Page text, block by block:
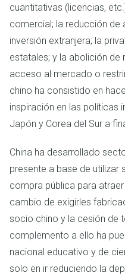
cuantitativas (licencias,
comercial; la reducción de
inversión extranjera; la
estatales; y la abolición de
acceso al mercado o
chino ha consistido en
inspiración en las políticas
Japón y Corea del Sur a
China ha desarrollado
presente a base de utilizar
compra pública para
cambio de exigirles
socio chino y la cesión de
complemento a ello ha
nacional educativo y de
solo en ir reduciendo la